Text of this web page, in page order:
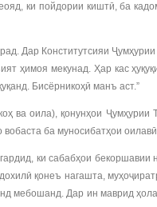
ки пойдории киштӣ, ба
Дар Конститутсияи
ҳимоя мекунад. Ҳар кас
Бисёрникоҳӣ манъ аст.”
ва оила), қонунҳои
вобаста ба муносибатҳои
ки сабабҳои
қонеъ нагашта,
Дар ин маврид